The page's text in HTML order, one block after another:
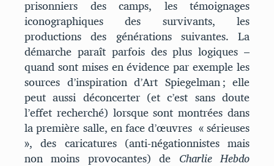
prisonniers des camps, les témoignages
iconographiques des survivants, les
productions des générations suivantes. La
démarche paraît parfois des plus logiques –
quand sont mises en évidence par exemple les
sources d’inspiration d’Art Spiegelman ; elle
peut aussi déconcerter (et c’est sans doute
l’effet recherché) lorsque sont montrées dans
la première salle, en face d’œuvres « sérieuses
», des caricatures (anti-négationnistes mais
non moins provocantes) de Charlie Hebdo